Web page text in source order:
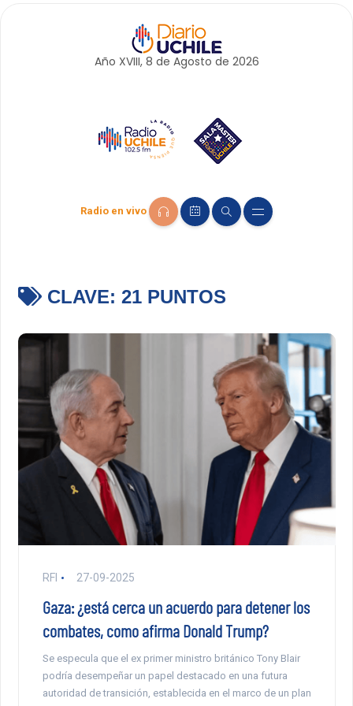
Año XVIII, 8 de Agosto de 2026
Radio en vivo
CLAVE: 21 PUNTOS
RFI 27-09-2025
Gaza: ¿está cerca un acuerdo para detener los
combates, como afirma Donald Trump?
Se especula que el ex primer ministro británico Tony Blair
podría desempeñar un papel destacado en una futura
autoridad de transición, establecida en el marco de un plan